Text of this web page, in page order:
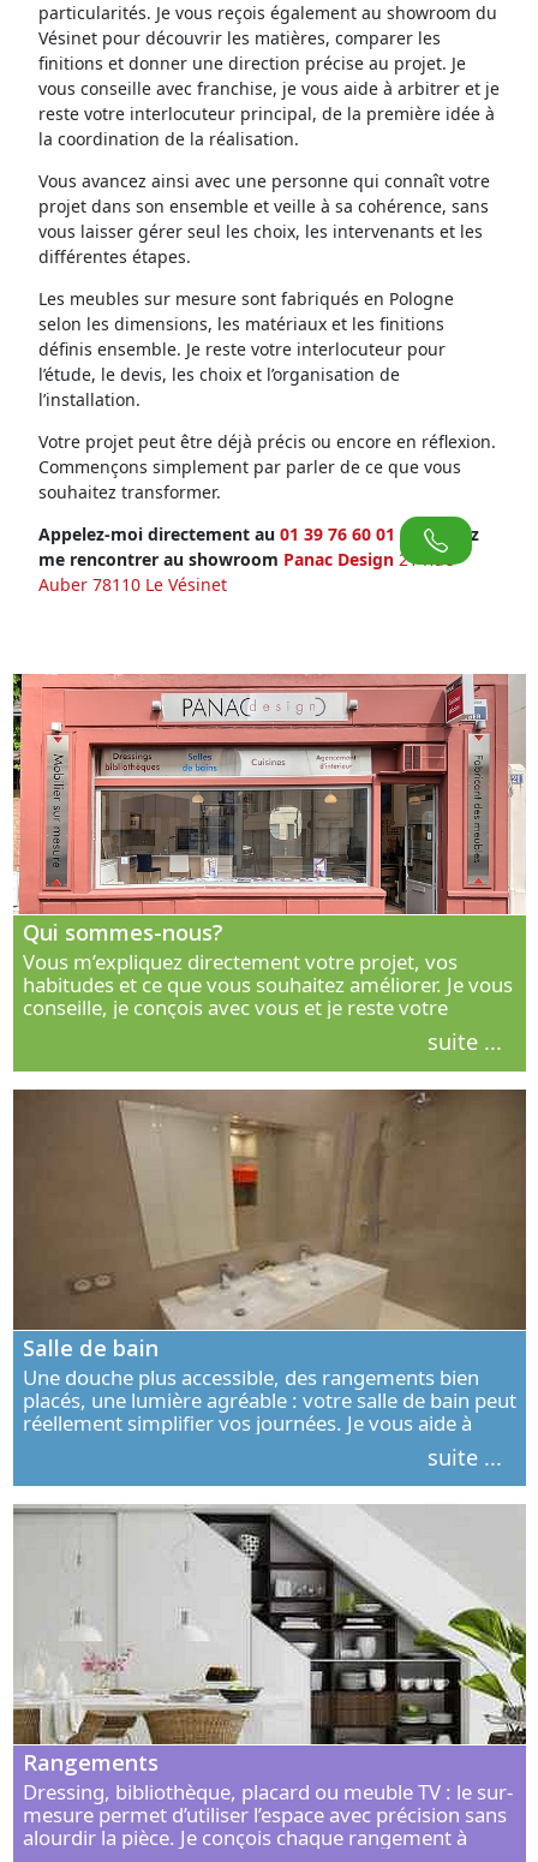
particularités. Je vous reçois également au showroom du
Vésinet pour découvrir les matières, comparer les
finitions et donner une direction précise au projet. Je
vous conseille avec franchise, je vous aide à arbitrer et je
reste votre interlocuteur principal, de la première idée à
la coordination de la réalisation.
Vous avancez ainsi avec une personne qui connaît votre
projet dans son ensemble et veille à sa cohérence, sans
vous laisser gérer seul les choix, les intervenants et les
différentes étapes.
Les meubles sur mesure sont fabriqués en Pologne
selon les dimensions, les matériaux et les finitions
définis ensemble. Je reste votre interlocuteur pour
l’étude, le devis, les choix et l’organisation de
l’installation.
Votre projet peut être déjà précis ou encore en réflexion.
Commençons simplement par parler de ce que vous
souhaitez transformer.
Appelez-moi directement au 01 39 76 60 01 ou venez
me rencontrer au showroom Panac Design 21 Rue
Auber 78110 Le Vésinet
Qui sommes-nous?
Vous m’expliquez directement votre projet, vos
habitudes et ce que vous souhaitez améliorer. Je vous
conseille, je conçois avec vous et je reste votre
interlocuteur principal. Découvrez ma façon de vous
suite ...
Salle de bain
Une douche plus accessible, des rangements bien
placés, une lumière agréable : votre salle de bain peut
réellement simplifier vos journées. Je vous aide à
concevoir un espace élégant, confortable et adapté à
suite ...
Rangements
Dressing, bibliothèque, placard ou meuble TV : le sur-
mesure permet d’utiliser l’espace avec précision sans
alourdir la pièce. Je conçois chaque rangement à